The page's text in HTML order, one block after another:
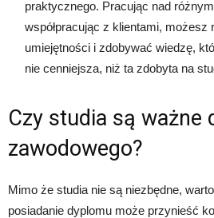
praktycznego. Pracując nad
współpracując z klientami, możesz
umiejętności i zdobywać wiedzę,
nie cenniejsza, niż ta zdobyta na
Czy studia są ważne
zawodowego?
Mimo że studia nie są niezbędne,
posiadanie dyplomu może przynieść